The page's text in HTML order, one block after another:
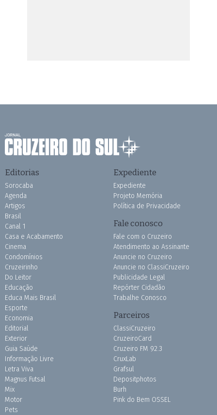
Editorias
Sorocaba
Agenda
Artigos
Brasil
Canal 1
Casa e Acabamento
Cinema
Condomínios
Cruzeirinho
Do Leitor
Educação
Educa Mais Brasil
Esporte
Economia
Editorial
Exterior
Guia Saúde
Informação Livre
Letra Viva
Magnus Futsal
Mix
Motor
Pets
Expediente
Expediente
Projeto Memória
Política de Privacidade
Fale conosco
Fale com o Cruzeiro
Atendimento ao Assinante
Anuncie no Cruzeiro
Anuncie no ClassiCruzeiro
Publicidade Legal
Repórter Cidadão
Trabalhe Conosco
Parceiros
ClassiCruzeiro
CruzeiroCard
Cruzeiro FM 92.3
CruxLab
Grafsul
Depositphotos
Burh
Pink do Bem OSSEL